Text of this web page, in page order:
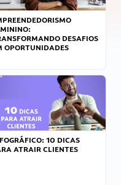
DESAFIOS
OPORTUNIDADES
10 DICAS
ATRAIR CLIENTES